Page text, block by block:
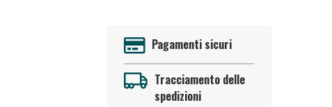
Pagamenti sicuri
Tracciamento delle
spedizioni
per OGGI!